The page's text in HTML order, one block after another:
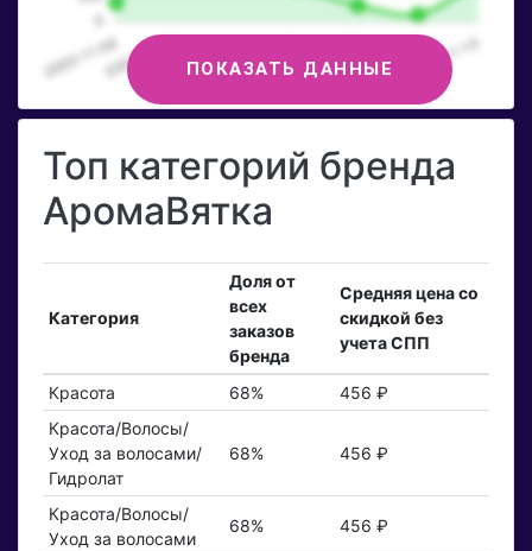
ПОКАЗАТЬ ДАННЫЕ
Топ категорий бренда
АромаВятка
Категория
Доля от
всех
заказов
бренда
Средняя цена со
скидкой без
учета СПП
Красота 68%
456 ₽
Красота/Волосы/
Уход за волосами/
Гидролат
68% 456 ₽
Красота/Волосы/
Уход за волосами
68% 456 ₽